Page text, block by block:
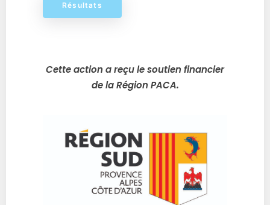
Résultats
Cette action a reçu le soutien financier
de la Région PACA.